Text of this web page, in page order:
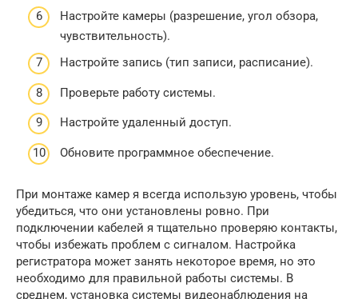
Настройте камеры (разрешение, угол обзора,
чувствительность).
Настройте запись (тип записи, расписание).
Проверьте работу системы.
Настройте удаленный доступ.
Обновите программное обеспечение.
При монтаже камер я всегда использую уровень, чтобы
убедиться, что они установлены ровно. При
подключении кабелей я тщательно проверяю контакты,
чтобы избежать проблем с сигналом. Настройка
регистратора может занять некоторое время, но это
необходимо для правильной работы системы. В
среднем, установка системы видеонаблюдения на